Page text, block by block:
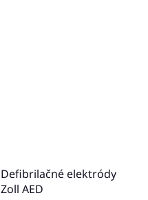
Defibrilačné elektródy
Zoll AED